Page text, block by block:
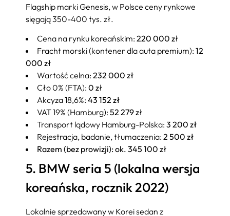
Flagship marki Genesis, w Polsce ceny rynkowe
sięgają 350-400 tys. zł.
Cena na rynku koreańskim: 220 000 zł
Fracht morski (kontener dla auta premium): 12
000 zł
Wartość celna: 232 000 zł
Cło 0% (FTA): 0 zł
Akcyza 18,6%: 43 152 zł
VAT 19% (Hamburg): 52 279 zł
Transport lądowy Hamburg-Polska: 3 200 zł
Rejestracja, badanie, tłumaczenia: 2 500 zł
Razem (bez prowizji): ok. 345 100 zł
5. BMW seria 5 (lokalna wersja
koreańska, rocznik 2022)
Lokalnie sprzedawany w Korei sedan z